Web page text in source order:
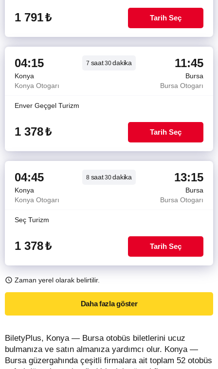
1 791₺ Tarih Seç
04:15 7 saat30dakika 11:45
Konya
Bursa
Konya Otogarı
Bursa Otogarı
Enver Geçgel Turizm
1 378₺ Tarih Seç
04:45 8 saat30dakika 13:15
Konya
Bursa
Konya Otogarı
Bursa Otogarı
Seç Turizm
1 378₺ Tarih Seç
Zaman yerel olarak belirtilir.
Daha fazla göster
BiletyPlus, Konya — Bursa otobüs biletlerini ucuz
bulmanıza ve satın almanıza yardımcı olur. Konya —
Bursa güzergahında çeşitli firmalara ait toplam 52 otobüs